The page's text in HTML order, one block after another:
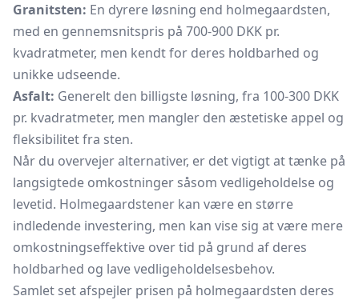
Granitsten: En dyrere løsning end holmegaardsten,
med en gennemsnitspris på 700-900 DKK pr.
kvadratmeter, men kendt for deres holdbarhed og
unikke udseende.
Asfalt: Generelt den billigste løsning, fra 100-300 DKK
pr. kvadratmeter, men mangler den æstetiske appel og
fleksibilitet fra sten.
Når du overvejer alternativer, er det vigtigt at tænke på
langsigtede omkostninger såsom vedligeholdelse og
levetid. Holmegaardstener kan være en større
indledende investering, men kan vise sig at være mere
omkostningseffektive over tid på grund af deres
holdbarhed og lave vedligeholdelsesbehov.
Samlet set afspejler prisen på holmegaardsten deres